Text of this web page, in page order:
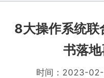
8大操作系统联
书落
时间：2023-